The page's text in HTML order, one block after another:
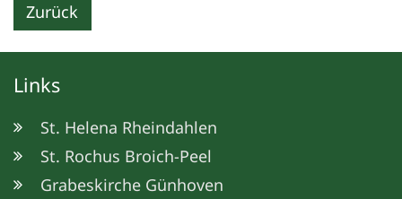
Zurück
Links
St. Helena Rheindahlen
St. Rochus Broich-Peel
Grabeskirche Günhoven